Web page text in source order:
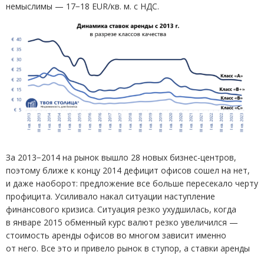
немыслимы — 17−18 EUR/кв. м. с НДС.
За 2013−2014 на рынок вышло 28 новых бизнес-центров,
поэтому ближе к концу 2014 дефицит офисов сошел на нет,
и даже наоборот: предложение все больше пересекало черту
профицита. Усиливало накал ситуации наступление
финансового кризиса. Ситуация резко ухудшилась, когда
в январе 2015 обменный курс валют резко увеличился —
стоимость аренды офисов во многом зависит именно
от него. Все это и привело рынок в ступор, а ставки аренды